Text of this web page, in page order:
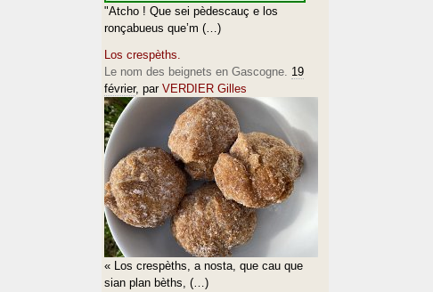
"Atcho ! Que sei pèdescauç e los
ronçabueus que’m (…)
Los crespèths.
Le nom des beignets en Gascogne. 19
février, par VERDIER Gilles
« Los crespèths, a nosta, que cau que
sian plan bèths, (…)